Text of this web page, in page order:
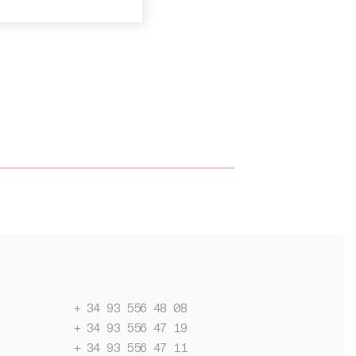
+ 34 93 556 48 08
+ 34 93 556 47 19
+ 34 93 556 47 11